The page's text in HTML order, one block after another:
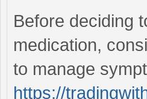
Before deciding
medication,
to manage
https://